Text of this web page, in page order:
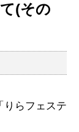
(その
りらフェステ